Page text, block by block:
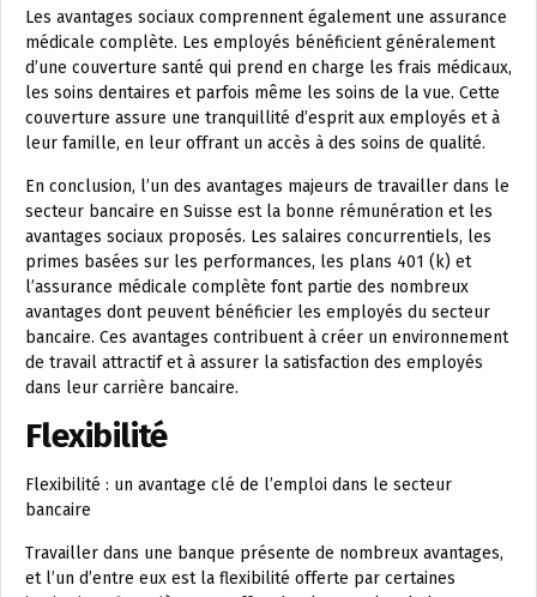
Les avantages sociaux comprennent également une assurance
médicale complète. Les employés bénéficient généralement
d’une couverture santé qui prend en charge les frais médicaux,
les soins dentaires et parfois même les soins de la vue. Cette
couverture assure une tranquillité d’esprit aux employés et à
leur famille, en leur offrant un accès à des soins de qualité.
En conclusion, l’un des avantages majeurs de travailler dans le
secteur bancaire en Suisse est la bonne rémunération et les
avantages sociaux proposés. Les salaires concurrentiels, les
primes basées sur les performances, les plans 401 (k) et
l’assurance médicale complète font partie des nombreux
avantages dont peuvent bénéficier les employés du secteur
bancaire. Ces avantages contribuent à créer un environnement
de travail attractif et à assurer la satisfaction des employés
dans leur carrière bancaire.
Flexibilité
Flexibilité : un avantage clé de l’emploi dans le secteur
bancaire
Travailler dans une banque présente de nombreux avantages,
et l’un d’entre eux est la flexibilité offerte par certaines